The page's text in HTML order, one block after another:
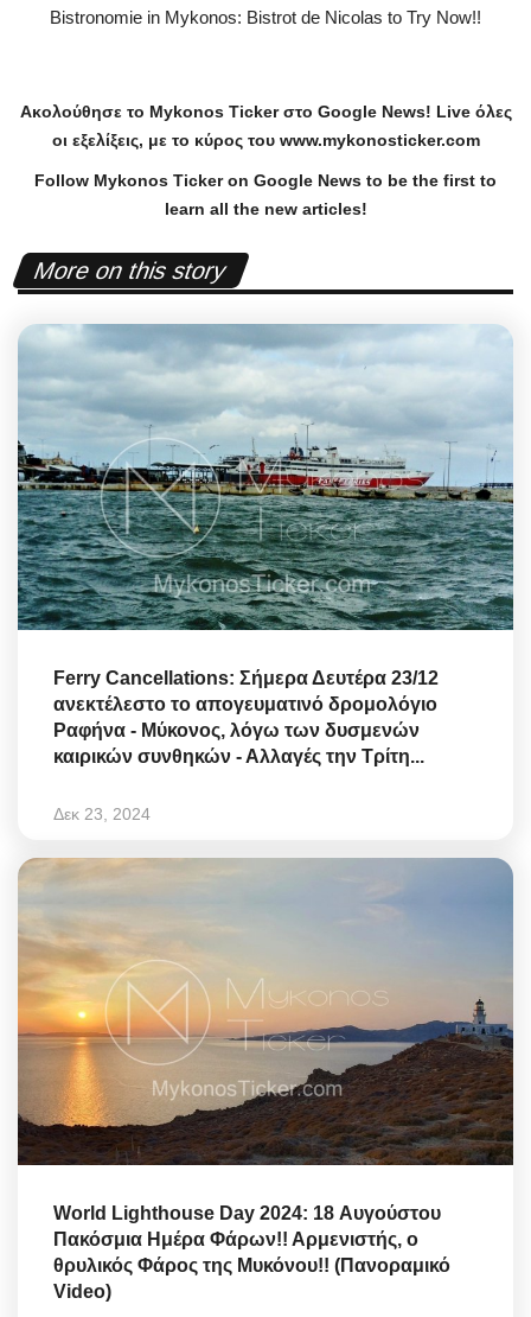
Bistronomie in Mykonos: Bistrot de Nicolas to Try Now!!
Ακολούθησε το Mykonos Tickerστο Google News! Liveόλες
οι εξελίξεις, με το κύρος του www.mykonosticker.com
Follow Mykonos Ticker on Google News to be the first to
learn all the new articles!
More on this story
Ferry Cancellations: Σήμερα Δευτέρα 23/12
ανεκτέλεστο το απογευματινό δρομολόγιο
Ραφήνα - Μύκονος, λόγω των δυσμενών
καιρικών συνθηκών - Αλλαγές την Τρίτη...
Δεκ 23, 2024
World Lighthouse Day 2024: 18 Αυγούστου
Πακόσμια Ημέρα Φάρων!! Αρμενιστής, ο
θρυλικός Φάρος της Μυκόνου!! (Πανοραμικό
Video)